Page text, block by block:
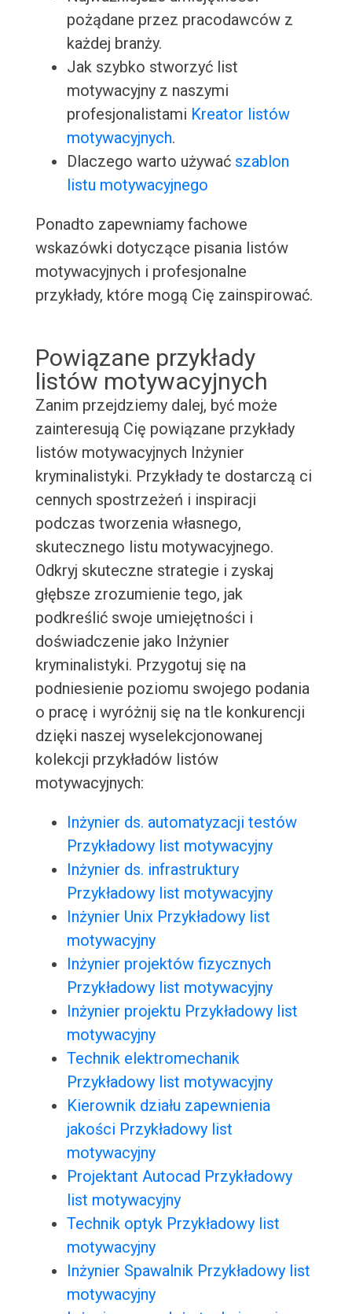
pożądane przez pracodawców z
każdej branży.
Jak szybko stworzyć list
motywacyjny z naszymi
profesjonalistami Kreator listów
motywacyjnych.
Dlaczego warto używać szablon
listu motywacyjnego
Ponadto zapewniamy fachowe
wskazówki dotyczące pisania listów
motywacyjnych i profesjonalne
przykłady, które mogą Cię zainspirować.
Powiązane przykłady
listów motywacyjnych
Zanim przejdziemy dalej, być może
zainteresują Cię powiązane przykłady
listów motywacyjnych Inżynier
kryminalistyki. Przykłady te dostarczą ci
cennych spostrzeżeń i inspiracji
podczas tworzenia własnego,
skutecznego listu motywacyjnego.
Odkryj skuteczne strategie i zyskaj
głębsze zrozumienie tego, jak
podkreślić swoje umiejętności i
doświadczenie jako Inżynier
kryminalistyki. Przygotuj się na
podniesienie poziomu swojego podania
o pracę i wyróżnij się na tle konkurencji
dzięki naszej wyselekcjonowanej
kolekcji przykładów listów
motywacyjnych:
Inżynier ds. automatyzacji testów
Przykładowy list motywacyjny
Inżynier ds. infrastruktury
Przykładowy list motywacyjny
Inżynier Unix Przykładowy list
motywacyjny
Inżynier projektów fizycznych
Przykładowy list motywacyjny
Inżynier projektu Przykładowy list
motywacyjny
Technik elektromechanik
Przykładowy list motywacyjny
Kierownik działu zapewnienia
jakości Przykładowy list
motywacyjny
Projektant Autocad Przykładowy
list motywacyjny
Technik optyk Przykładowy list
motywacyjny
Inżynier Spawalnik Przykładowy list
motywacyjny